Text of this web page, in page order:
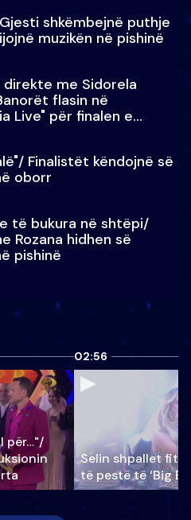
shkëmbejnë puthje
muzikën në pishinë
direkte me Sidorela
flasin në
Live" për finalen e
Finalistët këndojnë së
oborr
të bukura në shtëpi/
Rozana hidhen së
pishinë
për…"/
02:56
Selin shpallet
të pestë të ‘Big